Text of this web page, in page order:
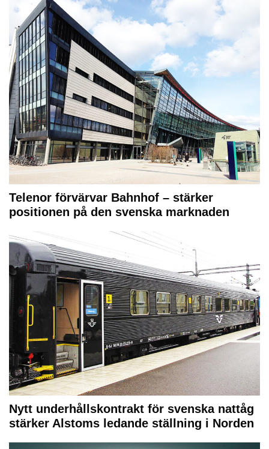
Telenor förvärvar Bahnhof – stärker
positionen på den svenska marknaden
Nytt underhållskontrakt för svenska nattåg
stärker Alstoms ledande ställning i Norden